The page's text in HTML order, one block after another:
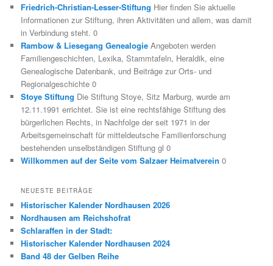
Friedrich-Christian-Lesser-Stiftung Hier finden Sie aktuelle
Informationen zur Stiftung, ihren Aktivitäten und allem, was damit
in Verbindung steht. 0
Rambow & Liesegang Genealogie Angeboten werden
Familiengeschichten, Lexika, Stammtafeln, Heraldik, eine
Genealogische Datenbank, und Beiträge zur Orts- und
Regionalgeschichte 0
Stoye Stiftung Die Stiftung Stoye, Sitz Marburg, wurde am
12.11.1991 errichtet. Sie ist eine rechtsfähige Stiftung des
bürgerlichen Rechts, in Nachfolge der seit 1971 in der
Arbeitsgemeinschaft für mitteldeutsche Familienforschung
bestehenden unselbständigen Stiftung gl 0
Willkommen auf der Seite vom Salzaer Heimatverein 0
NEUESTE BEITRÄGE
Historischer Kalender Nordhausen 2026
Nordhausen am Reichshofrat
Schlaraffen in der Stadt:
Historischer Kalender Nordhausen 2024
Band 48 der Gelben Reihe